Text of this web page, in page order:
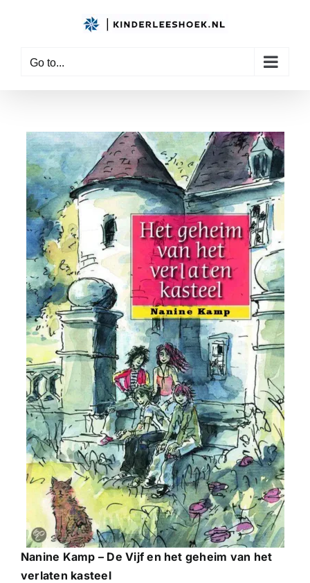
Go to...
Nanine Kamp – De Vijf en het geheim van het
verlaten kasteel